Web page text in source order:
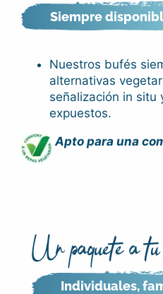
Siempre
Nuestros bufés
alternativas
señalización in situ
expuestos.
Apto para una
Un paquete a
Individuales,